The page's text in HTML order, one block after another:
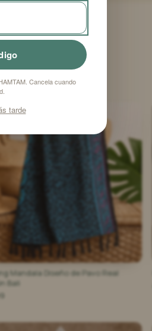
Mandala Diseño de Pavo Real
Bali
Cancela cuando
tarde